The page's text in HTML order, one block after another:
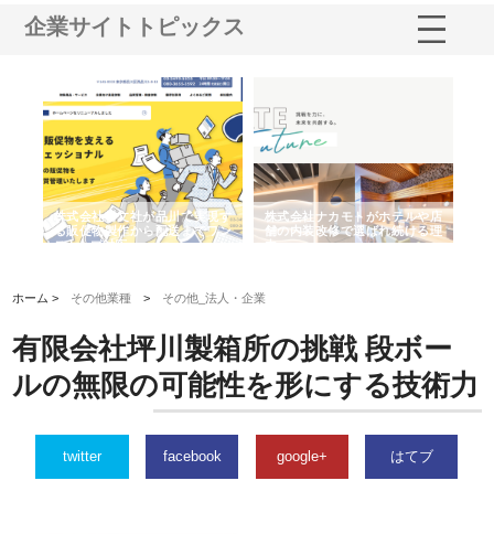
企業サイトトピックス
株式会社耕文社が品川で実現す
る販促物製作から配送までワン
ストップ対応
株式会社ナカモトがホテルや店
舗の内装改修で選ばれ続ける理
由
ホーム > その他業種 > その他_法人・企業
有限会社坪川製箱所の挑戦 段ボー
ルの無限の可能性を形にする技術力
twitter facebook google+ はてブ